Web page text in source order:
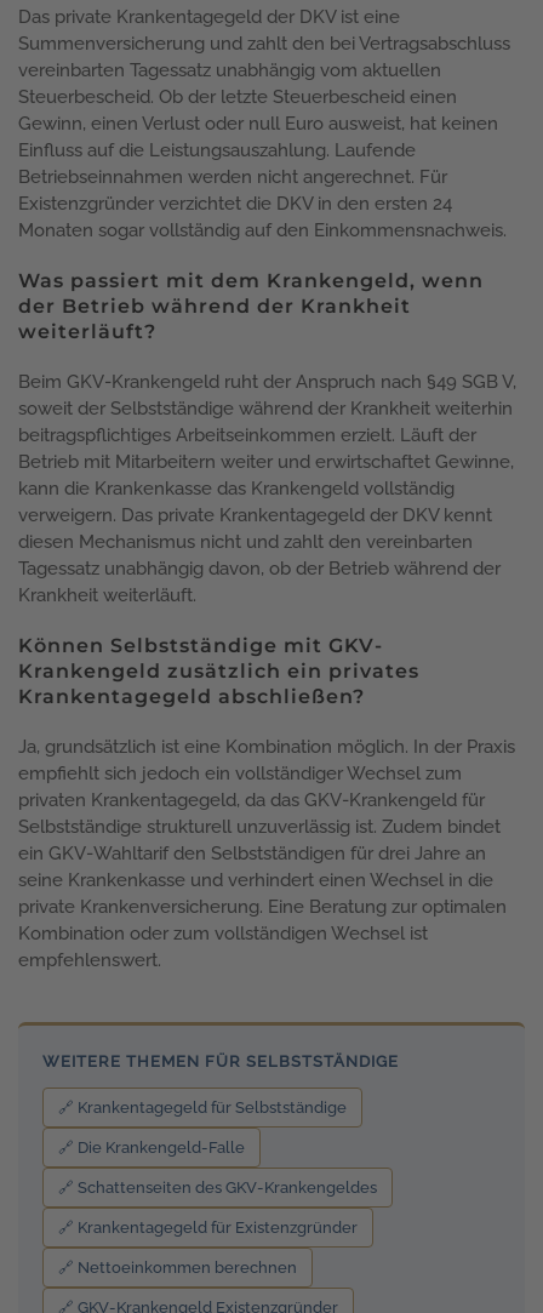
Das private Krankentagegeld der DKV ist eine
Summenversicherung und zahlt den bei Vertragsabschluss
vereinbarten Tagessatz unabhängig vom aktuellen
Steuerbescheid. Ob der letzte Steuerbescheid einen
Gewinn, einen Verlust oder null Euro ausweist, hat keinen
Einfluss auf die Leistungsauszahlung. Laufende
Betriebseinnahmen werden nicht angerechnet. Für
Existenzgründer verzichtet die DKV in den ersten 24
Monaten sogar vollständig auf den Einkommensnachweis.
Was passiert mit dem Krankengeld, wenn
der Betrieb während der Krankheit
weiterläuft?
Beim GKV-Krankengeld ruht der Anspruch nach §49 SGB V,
soweit der Selbstständige während der Krankheit weiterhin
beitragspflichtiges Arbeitseinkommen erzielt. Läuft der
Betrieb mit Mitarbeitern weiter und erwirtschaftet Gewinne,
kann die Krankenkasse das Krankengeld vollständig
verweigern. Das private Krankentagegeld der DKV kennt
diesen Mechanismus nicht und zahlt den vereinbarten
Tagessatz unabhängig davon, ob der Betrieb während der
Krankheit weiterläuft.
Können Selbstständige mit GKV-
Krankengeld zusätzlich ein privates
Krankentagegeld abschließen?
Ja, grundsätzlich ist eine Kombination möglich. In der Praxis
empfiehlt sich jedoch ein vollständiger Wechsel zum
privaten Krankentagegeld, da das GKV-Krankengeld für
Selbstständige strukturell unzuverlässig ist. Zudem bindet
ein GKV-Wahltarif den Selbstständigen für drei Jahre an
seine Krankenkasse und verhindert einen Wechsel in die
private Krankenversicherung. Eine Beratung zur optimalen
Kombination oder zum vollständigen Wechsel ist
empfehlenswert.
WEITERE THEMEN FÜR SELBSTSTÄNDIGE
🔗 Krankentagegeld für Selbstständige
🔗 Die Krankengeld-Falle
🔗 Schattenseiten des GKV-Krankengeldes
🔗 Krankentagegeld für Existenzgründer
🔗 Nettoeinkommen berechnen
🔗 GKV-Krankengeld Existenzgründer